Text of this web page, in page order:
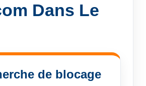
Dans Le
de blocage